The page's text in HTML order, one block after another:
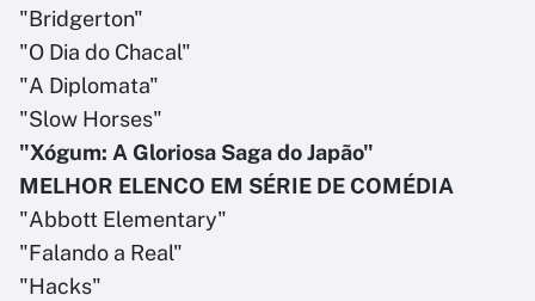
"Bridgerton"
"O Dia do Chacal"
"A Diplomata"
"Slow Horses"
"Xógum: A Gloriosa Saga do Japão"
MELHOR ELENCO EM SÉRIE DE COMÉDIA
"Abbott Elementary"
"Falando a Real"
"Hacks"